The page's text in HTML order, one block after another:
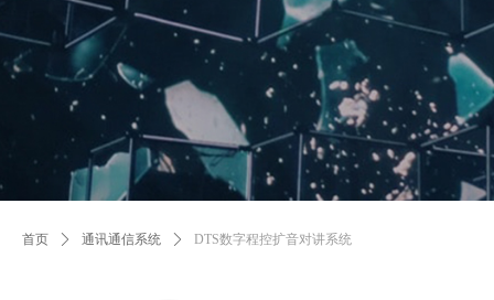
首页 ꄲ 通讯通信系统 ꄲ DTS数字程控扩音对讲系统